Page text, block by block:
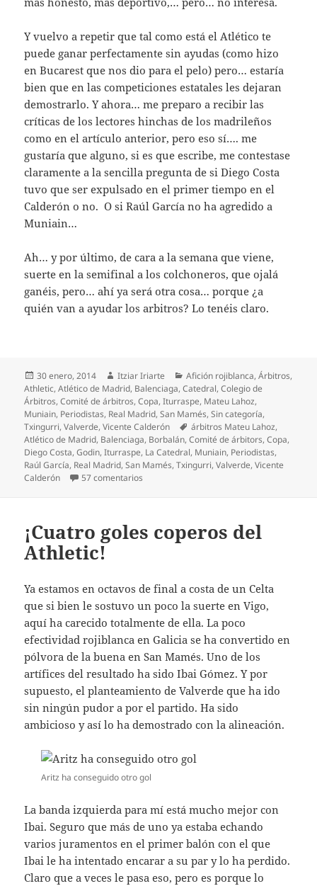
Y vuelvo a repetir que tal como está el Atlético te
puede ganar perfectamente sin ayudas (como hizo
en Bucarest que nos dio para el pelo) pero… estaría
bien que en las competiciones estatales les dejaran
demostrarlo. Y ahora… me preparo a recibir las
críticas de los lectores hinchas de los madrileños
como en el artículo anterior, pero eso sí…. me
gustaría que alguno, si es que escribe, me contestase
claramente a la sencilla pregunta de si Diego Costa
tuvo que ser expulsado en el primer tiempo en el
Calderón o no. O si Raúl García no ha agredido a
Muniain…
Ah… y por último, de cara a la semana que viene,
suerte en la semifinal a los colchoneros, que ojalá
ganéis, pero… ahí ya será otra cosa… porque ¿a
quién van a ayudar los arbitros? Lo tenéis claro.
Publicado
el
30 enero, 2014 Autor
Itziar Iriarte Categorías
Afición rojiblanca,Árbitros,
Athletic,Atlético de Madrid, Balenciaga,Catedral,Colegio de
Árbitros,Comité de árbitros,Copa,Iturraspe, Mateu Lahoz,
Muniain, Periodistas, Real Madrid,San Mamés,Sin categoría,
Txingurri,Valverde,Vicente Calderón Etiquetas
árbitros Mateu Lahoz,
Atlético de Madrid, Balenciaga, Borbalán,Comité de árbitors,Copa,
Diego Costa,Godin,Iturraspe, La Catedral, Muniain, Periodistas,
Raúl García, Real Madrid,San Mamés,Txingurri,Valverde,Vicente
Calderón
57 comentarios
¡Cuatro goles coperos del
Athletic!
Ya estamos en octavos de final a costa de un Celta
que si bien le sostuvo un poco la suerte en Vigo,
aquí ha carecido totalmente de ella. La poco
efectividad rojiblanca en Galicia se ha convertido en
pólvora de la buena en San Mamés. Uno de los
artífices del resultado ha sido Ibai Gómez. Y por
supuesto, el planteamiento de Valverde que ha ido
sin ningún pudor a por el partido. Ha sido
ambicioso y así lo ha demostrado con la alineación.
Aritz ha conseguido otro gol
La banda izquierda para mí está mucho mejor con
Ibai. Seguro que más de uno ya estaba echando
varios juramentos en el primer balón con el que
Ibai le ha intentado encarar a su par y lo ha perdido.
Claro que a veces le pasa eso, pero es porque lo